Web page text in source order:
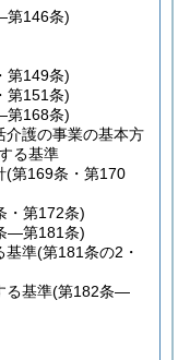
146条)
第149条)
第151条)
168条)
介護の事業の基本方
る基準
(第169条・第170
・第172条)
―第181条)
基準(第181条の2・
る基準(第182条―